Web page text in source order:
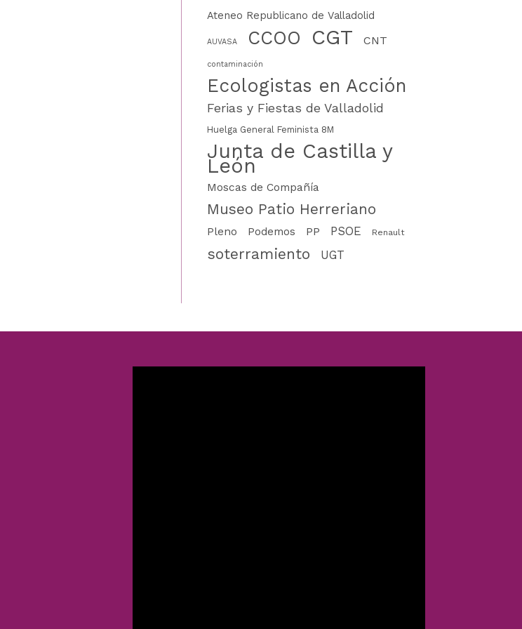
Ateneo Republicano de Valladolid
AUVASA CCOO CGT CNT
contaminación
Ecologistas en Acción
Ferias y Fiestas de Valladolid
Huelga General Feminista 8M
Junta de Castilla y
León
Moscas de Compañía
Museo Patio Herreriano
Pleno Podemos PP PSOE Renault
soterramiento UGT